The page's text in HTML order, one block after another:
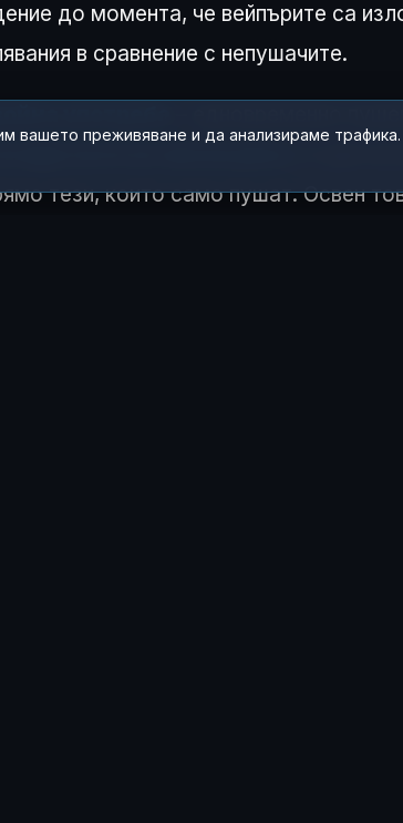
до момента, че вейпърите са
в сравнение с непушачите.
тези, които само пушат. Освен
вашето преживяване и да анализираме